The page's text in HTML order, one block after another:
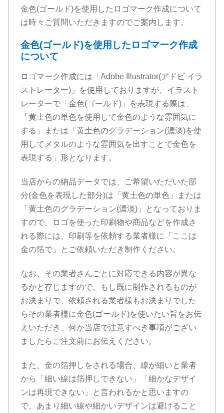
金色(ゴールド)を使用したロゴマーク作成について
は時々ご質問いただきますのでご案内します。
金色(ゴールド)を使用したロゴマーク作成
について
ロゴマーク作成には「Adobe Illustrator(アドビ イラ
ストレーター)」を使用しておりますが、イラスト
レーターで「金色(ゴールド)」を表現する際は、
「黄土色の単色を使用して金色のような雰囲気に
する」または「黄土色のグラデーション(濃淡)を使
用してメタルのような雰囲気を出すことで金色を
表現する」形となります。
当店からの納品データでは、ご希望いただいた部
分(金色を表現した部分)は「黄土色の単色」または
「黄土色のグラデーション(濃淡)」となっておりま
すので、ロゴを使った印刷物や商品などを作成さ
れる際には、印刷等を依頼する業者様に「ここは
金の箔で」とご依頼いただき制作ください。
なお、その業者さんごとに対応できる内容が異な
るかと存じますので、もし既に制作されるものが
お決まりで、依頼される業者様もお決まりでした
らその業者様に金色(ゴールド)を使いたい旨をお伝
えいただき、何か当店で注意すべき事項がござい
ましたらご注文前にお伝えください。
また、金の箔押しをされる場合、線が細いと業者
から「細い線は箔押しできない」「細かなデザイ
ンは再現できない」と言われるかと思いますの
で、あまり細い線や細かいデザインは避けること